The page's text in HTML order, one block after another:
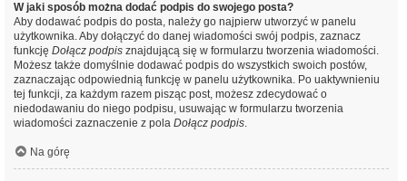
W jaki sposób można dodać podpis do swojego posta?
Aby dodawać podpis do posta, należy go najpierw utworzyć w panelu
użytkownika. Aby dołączyć do danej wiadomości swój podpis, zaznacz
funkcję Dołącz podpis znajdującą się w formularzu tworzenia wiadomości.
Możesz także domyślnie dodawać podpis do wszystkich swoich postów,
zaznaczając odpowiednią funkcję w panelu użytkownika. Po uaktywnieniu
tej funkcji, za każdym razem pisząc post, możesz zdecydować o
niedodawaniu do niego podpisu, usuwając w formularzu tworzenia
wiadomości zaznaczenie z pola Dołącz podpis.
Na górę